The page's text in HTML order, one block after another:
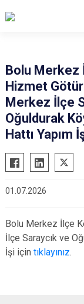
Bolu Merkez
Hizmet
Merkez İlçe
Oğuldurak
Hattı Yapım
01.07.2026
Bolu Merkez İlçe
İlçe Saraycık ve
İşi için tıklayınız.